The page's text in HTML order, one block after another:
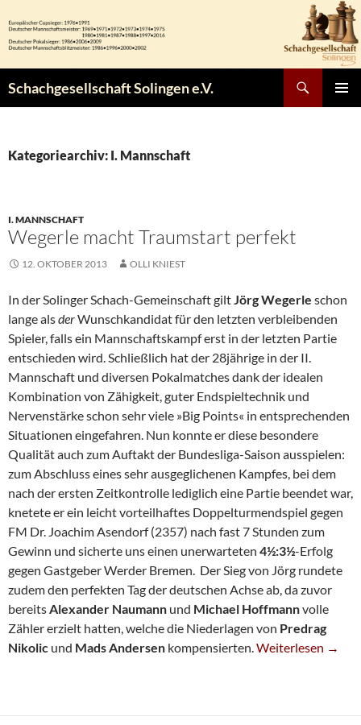
Inhalt
springen
Schachgesellschaft Solingen e.V.
Kategoriearchiv: I. Mannschaft
I. MANNSCHAFT
Wegerle macht Traumstart perfekt
12. OKTOBER 2013 OLLI KNIEST
In der Solinger Schach-Gemeinschaft giltJörg Wegerle schon
lange alsderWunschkandidat für den letzten verbleibenden
Spieler, falls ein Mannschaftskampf erst in der letzten Partie
entschieden wird. Schließlich hat der 28jährige in der II.
Mannschaft und diversen Pokalmatches dank der idealen
Kombination von Zähigkeit, guter Endspieltechnik und
Nervenstärke schon sehr viele »Big Points« in entsprechenden
Situationen eingefahren. Nun konnte er diese besondere
Qualität auch zum Auftakt der Bundesliga-Saison ausspielen:
zum Abschluss eines sehr ausgeglichenen Kampfes, bei dem
nach der ersten Zeitkontrolle lediglich eine Partie beendet war,
knetete er ein leicht vorteilhaftes Doppelturmendspiel gegen
FM Dr. Joachim Asendorf (2357) nach fast 7 Stunden zum
Gewinn und sicherte uns einen unerwarteten 4½:3½-Erfolg
gegen Gastgeber Werder Bremen. Der Sieg von Jörg rundete
zudem den perfekten Tag der deutschen Achse ab, da zuvor
bereitsAlexander Naumann und Michael Hoffmannvolle
Zähler erzielt hatten, welche die Niederlagen von Predrag
Nikolic und Mads Andersen kompensierten.Wegerle Macht
Weiterlesen →